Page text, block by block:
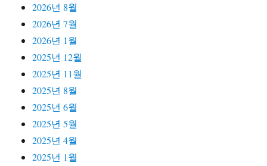
2026년 8월
2026년 7월
2026년 1월
2025년 12월
2025년 11월
2025년 8월
2025년 6월
2025년 5월
2025년 4월
2025년 1월